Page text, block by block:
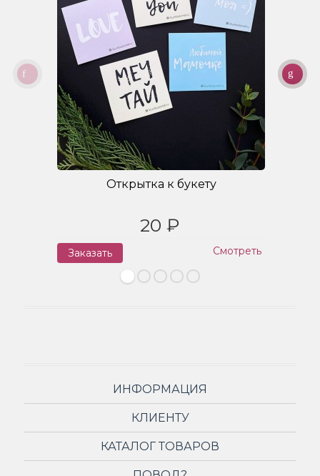
Открытка к букету
20 ₽
Заказать Смотреть
ИНФОРМАЦИЯ
КЛИЕНТУ
КАТАЛОГ ТОВАРОВ